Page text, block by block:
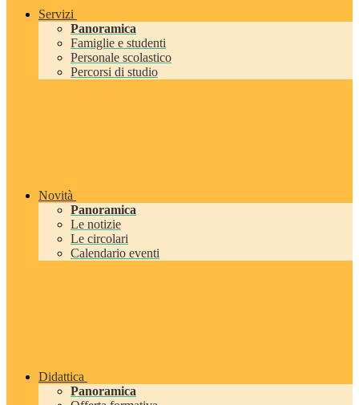
Servizi
Panoramica
Famiglie e studenti
Personale scolastico
Percorsi di studio
Novità
Panoramica
Le notizie
Le circolari
Calendario eventi
Didattica
Panoramica